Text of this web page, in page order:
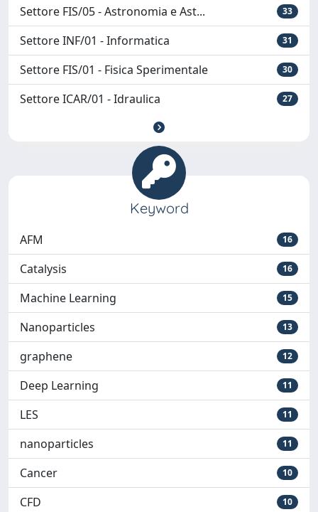
Settore FIS/05 - Astronomia e Ast... 33
Settore INF/01 - Informatica 31
Settore FIS/01 - Fisica Sperimentale 30
Settore ICAR/01 - Idraulica 27
Keyword
AFM 16
Catalysis 16
Machine Learning 15
Nanoparticles 13
graphene 12
Deep Learning 11
LES 11
nanoparticles 11
Cancer 10
CFD 10